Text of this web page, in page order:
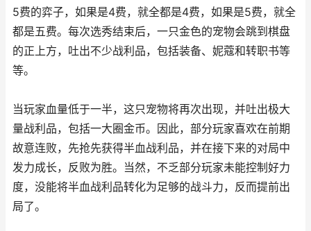
5费的弈子，如果是4费，就全都是4费，如果是5费，就全
都是五费。每次选秀结束后，一只金色的宠物会跳到棋盘
的正上方，吐出不少战利品，包括装备、妮蔻和转职书等
等。
当玩家血量低于一半，这只宠物将再次出现，并吐出极大
量战利品，包括一大圈金币。因此，部分玩家喜欢在前期
故意连败，先抢先获得半血战利品，并在接下来的对局中
发力成长，反败为胜。当然，不乏部分玩家未能控制好力
度，没能将半血战利品转化为足够的战斗力，反而提前出
局了。